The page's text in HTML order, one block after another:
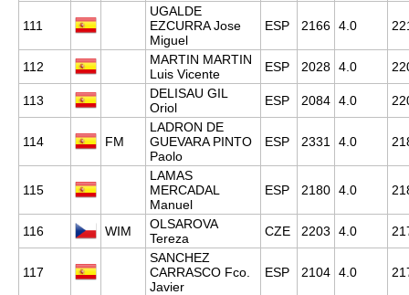
111
UGALDE
EZCURRA Jose
Miguel
ESP 2166 4.0
112
MARTIN MARTIN
Luis Vicente
ESP 2028 4.0
113
DELISAU GIL
Oriol
ESP 2084 4.0
114 FM
LADRON DE
GUEVARA PINTO
Paolo
ESP 2331 4.0
115
LAMAS
MERCADAL
Manuel
ESP 2180 4.0
116 WIM
OLSAROVA
Tereza
CZE 2203 4.0
117
SANCHEZ
CARRASCO Fco.
Javier
ESP 2104 4.0